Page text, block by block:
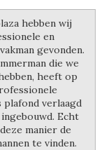
hebben wij
en
gevonden.
die we
heeft op
plafond verlaagd
Echt
manier de
te vinden.